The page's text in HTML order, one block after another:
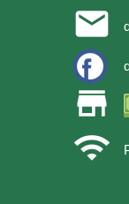
email
store
wifi